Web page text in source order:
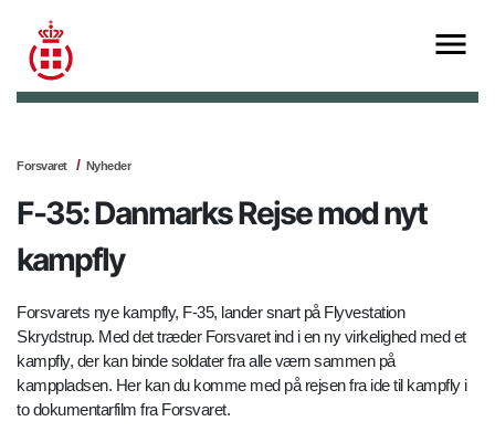
Forsvaret Nyheder
F-35: Danmarks Rejse mod nyt
kampfly
Forsvarets nye kampfly, F-35, lander snart på Flyvestation
Skrydstrup. Med det træder Forsvaret ind i en ny virkelighed med et
kampfly, der kan binde soldater fra alle værn sammen på
kamppladsen. Her kan du komme med på rejsen fra ide til kampfly i
to dokumentarfilm fra Forsvaret.